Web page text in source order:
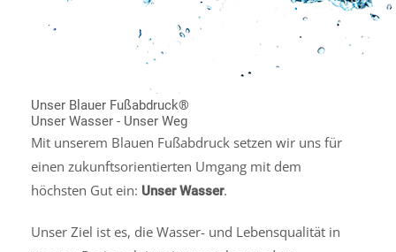
Unser Blauer Fußabdruck®
Unser Wasser - Unser Weg
Mit unserem Blauen Fußabdruck setzen wir uns für
einen zukunftsorientierten Umgang mit dem
höchsten Gut ein: Unser Wasser.
Unser Ziel ist es, die Wasser- und Lebensqualität in